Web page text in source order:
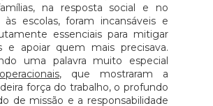
na resposta social e no
às escolas, foram incansáveis e
essenciais para mitigar
e apoiar quem mais precisava.
uma palavra muito especial
operacionais, que mostraram a
força do trabalho, o profundo
de missão e a responsabilidade